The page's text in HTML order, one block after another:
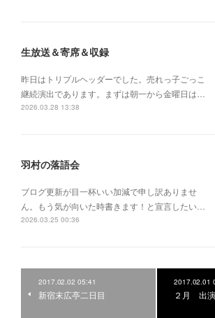
生放送＆寄席＆収録
昨日はトリプルヘッダーでした。売れっ子ごっこ
継続演出であります。まずは朝一から金曜日は…
2026.03.28 13:38
羽村の落語会
ブログ更新が目一杯いい加減で申し訳ありませ
ん。もう気が向いた時書きます！と宣言したい…
2026.03.25 00:36
2017.02.02 05:41
新宿末広亭二日目
2017.02.01
２月 出